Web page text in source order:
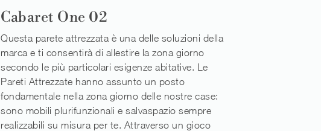
Cabaret One 02
Questa parete attrezzata è una delle soluzioni della
marca e ti consentirà di allestire la zona giorno
secondo le più particolari esigenze abitative. Le
Pareti Attrezzate hanno assunto un posto
fondamentale nella zona giorno delle nostre case:
sono mobili plurifunzionali e salvaspazio sempre
realizzabili su misura per te. Attraverso un gioco